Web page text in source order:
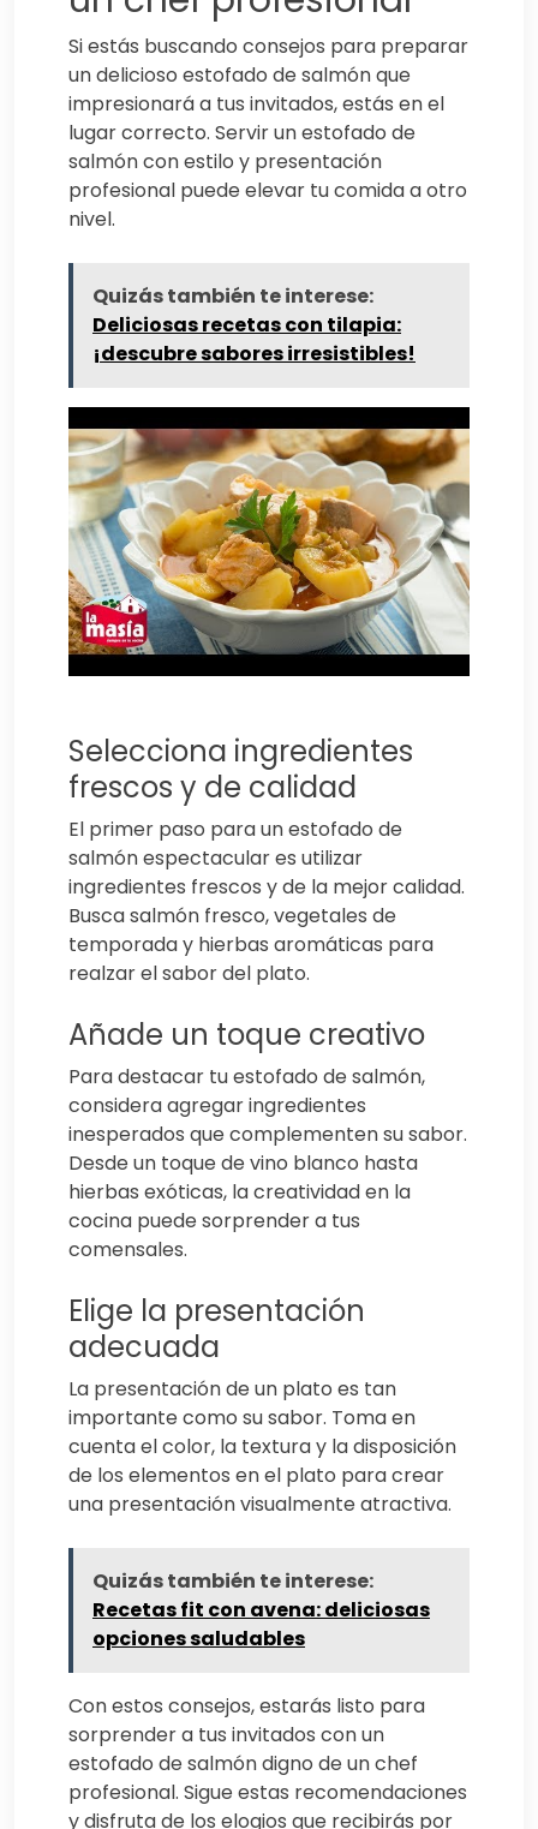
Si estás buscando consejos para preparar
un delicioso estofado de salmón que
impresionará a tus invitados, estás en el
lugar correcto. Servir un estofado de
salmón con estilo y presentación
profesional puede elevar tu comida a otro
nivel.
Quizás también te interese:
Deliciosas recetas con tilapia:
¡descubre sabores irresistibles!
Selecciona ingredientes
frescos y de calidad
El primer paso para un estofado de
salmón espectacular es utilizar
ingredientes frescos y de la mejor calidad.
Busca salmón fresco, vegetales de
temporada y hierbas aromáticas para
realzar el sabor del plato.
Añade un toque creativo
Para destacar tu estofado de salmón,
considera agregar ingredientes
inesperados que complementen su sabor.
Desde un toque de vino blanco hasta
hierbas exóticas, la creatividad en la
cocina puede sorprender a tus
comensales.
Elige la presentación
adecuada
La presentación de un plato es tan
importante como su sabor. Toma en
cuenta el color, la textura y la disposición
de los elementos en el plato para crear
una presentación visualmente atractiva.
Quizás también te interese:
Recetas fit con avena: deliciosas
opciones saludables
Con estos consejos, estarás listo para
sorprender a tus invitados con un
estofado de salmón digno de un chef
profesional. Sigue estas recomendaciones
y disfruta de los elogios que recibirás por